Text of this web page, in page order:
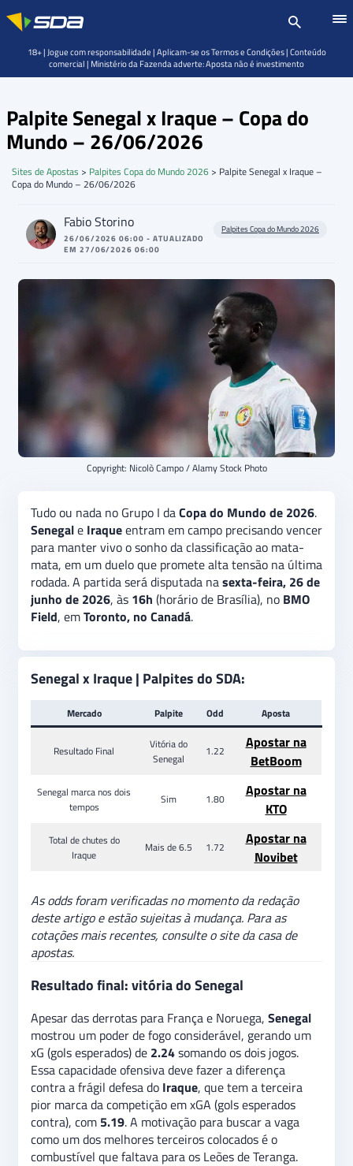
Palpite Senegal x Iraque – Copa do
Mundo – 26/06/2026
Sites de Apostas > Palpites Copa do Mundo 2026 > Palpite Senegal x Iraque –
Copa do Mundo – 26/06/2026
Fabio Storino
26/06/2026 06:00 - ATUALIZADO
EM 27/06/2026 06:00
Palpites Copa do Mundo 2026
Copyright: Nicolò Campo / Alamy Stock Photo
Tudo ou nada no Grupo I daCopa do Mundo de 2026.
Senegale Iraqueentram em campo precisando vencer
para manter vivo o sonho da classificação ao mata-
mata, em um duelo que promete alta tensão na última
rodada. A partida será disputada nasexta-feira, 26 de
junho de 2026, às 16h (horário de Brasília), no BMO
Field, emToronto, no Canadá.
Senegal x Iraque | Palpites do SDA:
Mercado Palpite Odd Aposta
Resultado Final
Vitória do
Senegal
1.22
Apostar na
BetBoom
Senegal marca nos dois
tempos
Sim 1.80
Apostar na
KTO
Total de chutes do
Iraque
Mais de 6.5 1.72
Apostar na
Novibet
As odds foram verificadas no momento da redação
deste artigo e estão sujeitas à mudança. Para as
cotações mais recentes, consulte o site da casa de
apostas.
Resultado final: vitória do Senegal
Apesar das derrotas para França e Noruega, Senegal
mostrou um poder de fogo considerável, gerando um
xG (gols esperados) de 2.24somando os dois jogos.
Essa capacidade ofensiva deve fazer a diferença
contra a frágil defesa do Iraque, que tem a terceira
pior marca da competição em xGA (gols esperados
contra), com 5.19. A motivação para buscar a vaga
como um dos melhores terceiros colocados é o
combustível que faltava para os Leões de Teranga.
18+ | Jogue com responsabilidade | Aplicam-se os Termos e Condições | Conteúdo
comercial | Ministério da Fazenda adverte: Aposta não é investimento